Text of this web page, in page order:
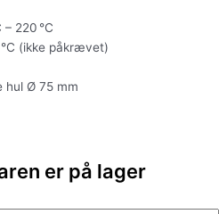
220 °C
(ikke påkrævet)
hul Ø 75 mm
er på lager